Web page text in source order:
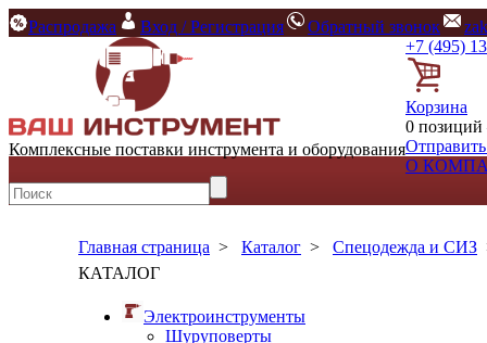
Распродажа Вход / Регистрация Обратный звонок
Комплексные поставки инструмента и оборудования
+7 (495)
Корзина
0 позиций
Отправить
О
Главная страница > Каталог > Спецодежда и СИЗ
КАТАЛОГ
Электроинструменты
Шуруповерты